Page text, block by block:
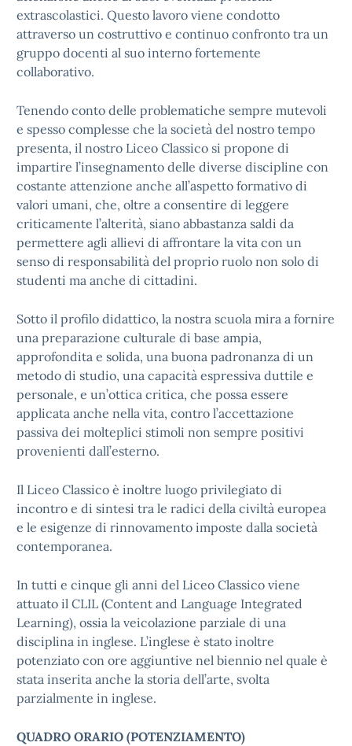
extrascolastici. Questo lavoro viene condotto
attraverso un costruttivo e continuo confronto tra un
gruppo docenti al suo interno fortemente
collaborativo.
Tenendo conto delle problematiche sempre mutevoli
e spesso complesse che la società del nostro tempo
presenta, il nostro Liceo Classico si propone di
impartire l’insegnamento delle diverse discipline con
costante attenzione anche all’aspetto formativo di
valori umani, che, oltre a consentire di leggere
criticamente l’alterità, siano abbastanza saldi da
permettere agli allievi di affrontare la vita con un
senso di responsabilità del proprio ruolo non solo di
studenti ma anche di cittadini.
Sotto il profilo didattico, la nostra scuola mira a fornire
una preparazione culturale di base ampia,
approfondita e solida, una buona padronanza di un
metodo di studio, una capacità espressiva duttile e
personale, e un’ottica critica, che possa essere
applicata anche nella vita, contro l’accettazione
passiva dei molteplici stimoli non sempre positivi
provenienti dall’esterno.
Il Liceo Classico è inoltre luogo privilegiato di
incontro e di sintesi tra le radici della civiltà europea
e le esigenze di rinnovamento imposte dalla società
contemporanea.
In tutti e cinque gli anni del Liceo Classico viene
attuato il CLIL (Content and Language Integrated
Learning), ossia la veicolazione parziale di una
disciplina in inglese. L’inglese è stato inoltre
potenziato con ore aggiuntive nel biennio nel quale è
stata inserita anche la storia dell’arte, svolta
parzialmente in inglese.
QUADRO ORARIO (POTENZIAMENTO)